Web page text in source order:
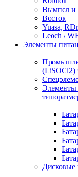
Вымпел и
Восток
Yuasa,
Leoch /
Элементы
(LiSOCl2)
Элементы
Дисковые